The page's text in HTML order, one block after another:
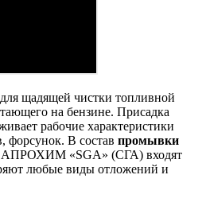
щадящей чистки топливной
на бензине. Присадка
рабочие характеристики
форсунок. В состав промывки
«SGA» (СГА) входят
любые виды отложений и